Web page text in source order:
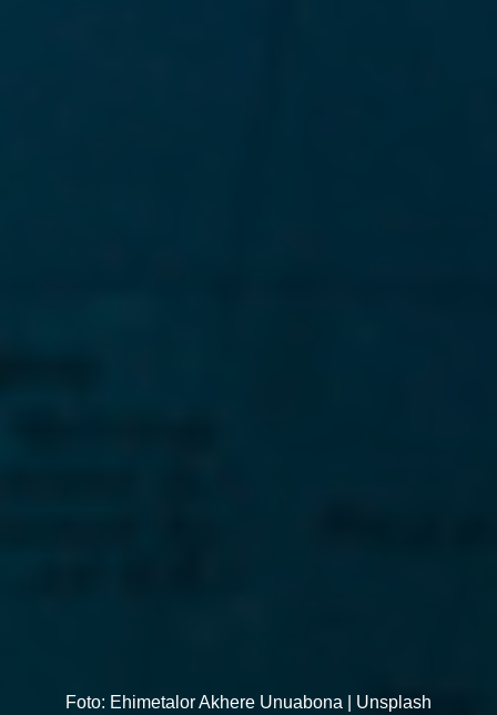
Foto: Ehimetalor Akhere Unuabona | Unsplash